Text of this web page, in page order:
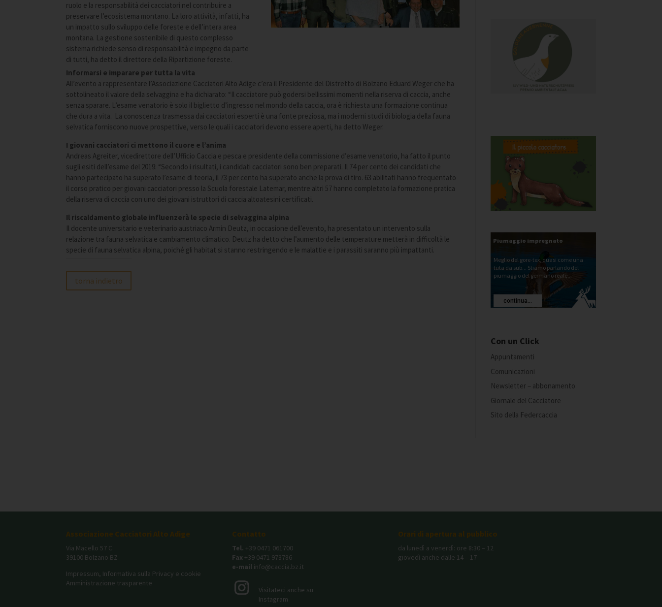
ruolo e la responsabilità dei cacciatori nel contribuire a
preservare l’ecosistema montano. La loro attività, infatti, ha
un impatto sullo sviluppo delle foreste e dell’intera area
montana. La gestione sostenibile di questo complesso
sistema richiede senso di responsabilità e impegno da parte
di tutti, ha detto il direttore della Ripartizione foreste.
Informarsi e imparare per tutta la vita
All’evento a rappresentare l’Associazione Cacciatori Alto Adige c’era il Presidente del Distretto di Bolzano Eduard Weger che ha
sottolineato il valore della selvaggina e ha dichiarato: “Il cacciatore può godersi bellissimi momenti nella riserva di caccia, anche
senza sparare. L’esame venatorio è solo il biglietto d’ingresso nel mondo della caccia, ora è richiesta una formazione continua
che dura a vita. La conoscenza trasmessa dai cacciatori esperti è una fonte preziosa, ma i moderni studi di biologia della fauna
selvatica forniscono nuove prospettive, verso le quali i cacciatori devono essere aperti, ha detto Weger.
I giovani cacciatori ci mettono il cuore e l’anima
Andreas Agreiter, vicedirettore dell’Ufficio Caccia e pesca e presidente della commissione d’esame venatorio, ha fatto il punto
sugli esiti dell’esame del 2019: “Secondo i risultati, i candidati cacciatori sono ben preparati. Il 74 per cento dei candidati che
hanno partecipato ha superato l’esame di teoria, il 73 per cento ha superato anche la prova di tiro. 63 abilitati hanno frequentato
il corso pratico per giovani cacciatori presso la Scuola forestale Latemar, mentre altri 57 hanno completato la formazione pratica
della riserva di caccia con uno dei giovani istruttori di caccia altoatesini certificati.
Il riscaldamento globale influenzerà le specie di selvaggina alpina
Il docente universitario e veterinario austriaco Armin Deutz, in occasione dell’evento, ha presentato un intervento sulla
relazione tra fauna selvatica e cambiamento climatico. Deutz ha detto che l’aumento delle temperature metterà in difficoltà le
specie di fauna selvatica alpina, poiché gli habitat si stanno restringendo e le malattie e i parassiti saranno più impattanti.
torna indietro
Piumaggio impregnato
Meglio del gore-tex, quasi come una
tuta da sub... Stiamo parlando del
piumaggio del germano reale...
continua...
Con un Click
Appuntamenti
Comunicazioni
Newsletter – abbonamento
Giornale del Cacciatore
Sito della Federcaccia
Associazione Cacciatori Alto Adige
Via Macello 57 C
39100 Bolzano BZ
Impressum, Informativa sulla Privacy e cookie
Amministrazione trasparente
Contatto
Tel. +39 0471 061700
Fax +39 0471 973786
e-mail info@caccia.bz.it
Visitateci anche su
Instagram
Orari di apertura al pubblico
da lunedì a venerdì: ore 8:30 – 12
giovedì anche dalle 14 – 17